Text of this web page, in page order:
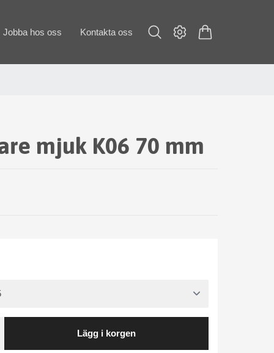
Jobba hos oss Kontakta oss
mjuk K06 70 mm
Lägg i korgen